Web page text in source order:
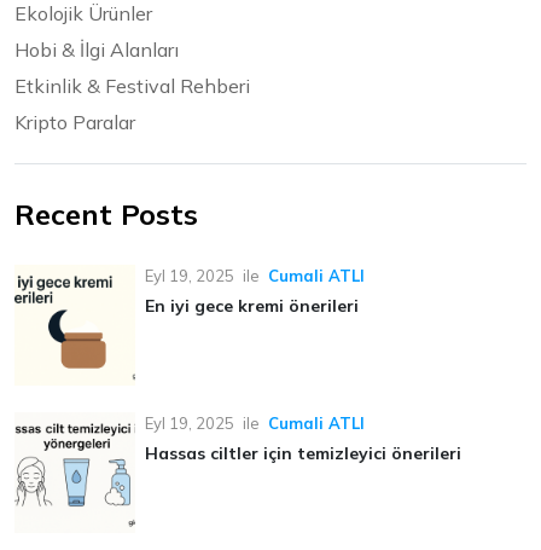
Ekolojik Ürünler
Hobi & İlgi Alanları
Etkinlik & Festival Rehberi
Kripto Paralar
Recent Posts
Eyl 19, 2025 ile Cumali ATLI
En iyi gece kremi önerileri
Eyl 19, 2025 ile Cumali ATLI
Hassas ciltler için temizleyici önerileri